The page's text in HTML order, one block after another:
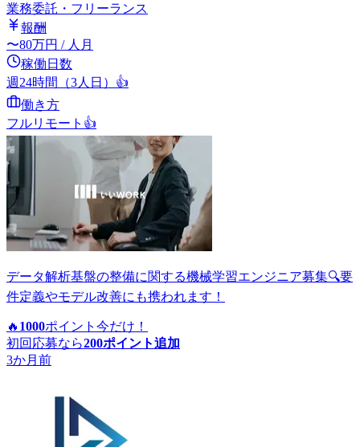
業務委託・フリーランス
報酬
〜80万円 / 人月
稼働日数
週24時間（3人日） 👍
働き方
フルリモート 👍
データ解析基盤の整備に関する機械学習エンジニア募集🔍要
件定義やモデル改善にも携われます！
🔥 1000ポイント 今だけ！
初回応募なら200ポイント追加
3か月前